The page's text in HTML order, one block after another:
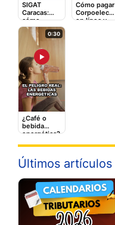
SIGAT
Caracas:
cómo
registrarte y
pagar
impuestos
en línea
Cómo pagar
Corpoelec
en línea y
▶
0:30
¿Café o
bebida
energética?
hace a tu
corazón
Últimos artículos